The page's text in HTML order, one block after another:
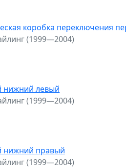
коробка переключения
(1999—2004)
нижний левый
(1999—2004)
нижний правый
(1999—2004)